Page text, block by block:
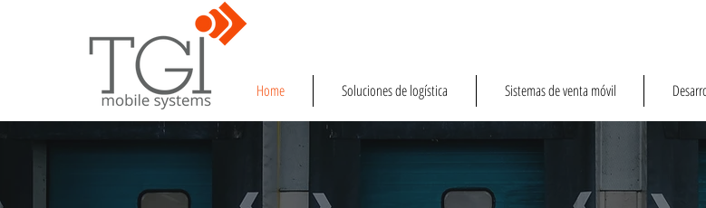
Home Soluciones de logística Sistemas de venta móvil